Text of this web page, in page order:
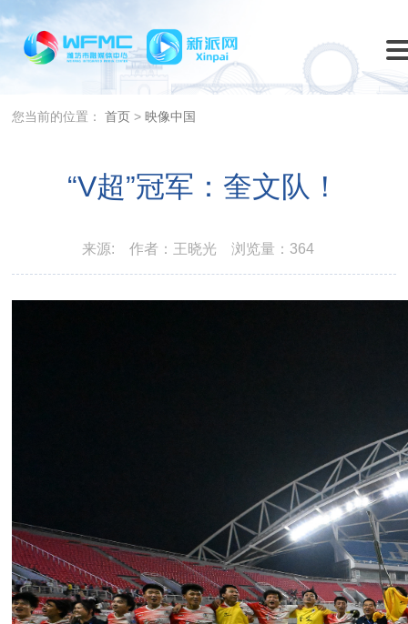
您当前的位置：首页 >映像中国
“V超”冠军：奎文队！
来源: 作者：王晓光 浏览量：364